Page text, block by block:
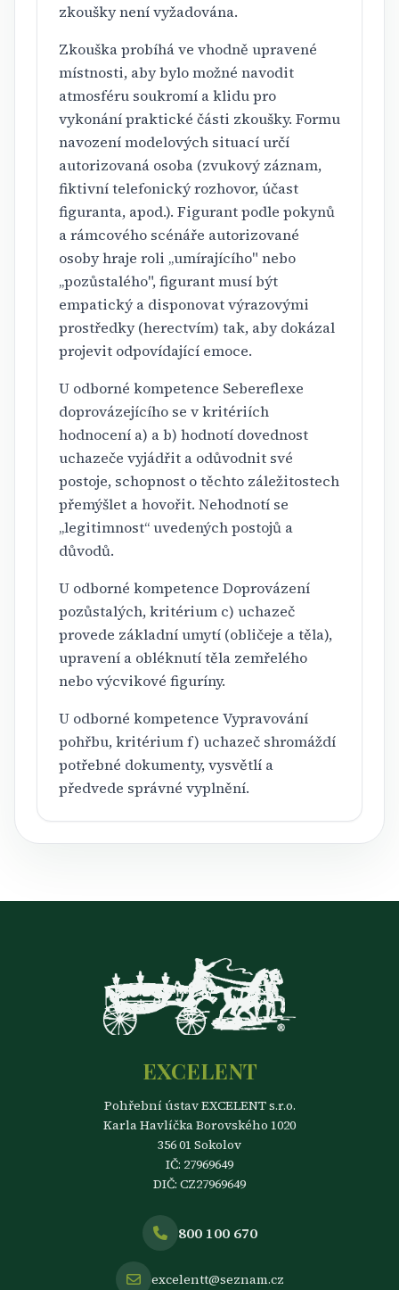
zkoušky není vyžadována.
Zkouška probíhá ve vhodně upravené
místnosti, aby bylo možné navodit
atmosféru soukromí a klidu pro
vykonání praktické části zkoušky. Formu
navození modelových situací určí
autorizovaná osoba (zvukový záznam,
fiktivní telefonický rozhovor, účast
figuranta, apod.). Figurant podle pokynů
a rámcového scénáře autorizované
osoby hraje roli „umírajícího" nebo
„pozůstalého", figurant musí být
empatický a disponovat výrazovými
prostředky (herectvím) tak, aby dokázal
projevit odpovídající emoce.
U odborné kompetence Sebereflexe
doprovázejícího se v kritériích
hodnocení a) a b) hodnotí dovednost
uchazeče vyjádřit a odůvodnit své
postoje, schopnost o těchto záležitostech
přemýšlet a hovořit. Nehodnotí se
„legitimnost“ uvedených postojů a
důvodů.
U odborné kompetence Doprovázení
pozůstalých, kritérium c) uchazeč
provede základní umytí (obličeje a těla),
upravení a obléknutí těla zemřelého
nebo výcvikové figuríny.
U odborné kompetence Vypravování
pohřbu, kritérium f) uchazeč shromáždí
potřebné dokumenty, vysvětlí a
předvede správné vyplnění.
EXCELENT
Pohřební ústav EXCELENT s.r.o.
Karla Havlíčka Borovského 1020
356 01 Sokolov
IČ: 27969649
DIČ: CZ27969649
800 100 670
excelentt@seznam.cz